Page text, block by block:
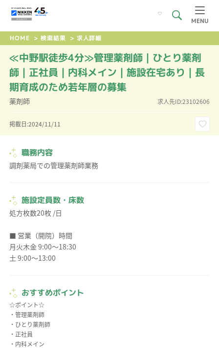
MENU
HOME > 検索結果 > 求人詳細
≪中野駅徒歩4分≫管理薬剤師｜ひとり薬剤
師｜正社員｜内科メイン｜施設在宅あり｜長
期育成のため若年層の募集
薬剤師 求人先ID:23102606
掲載日:2024/11/11
職務内容
調剤薬局での管理薬剤師業務
施設定員数・床数
処方枚数20枚 /日
■ 営業（開院）時間
月火木金 9:00～18:30
土 9:00～13:00
おすすめポイント
☆ポイント☆
・管理薬剤師
・ひとり薬剤師
・正社員
・内科メイン